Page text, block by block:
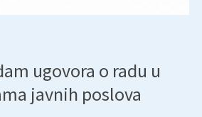
ugovora o radu u
javnih poslova